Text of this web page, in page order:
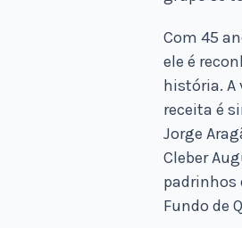
Com 45
ele é
história. A
receita é
Jorge
Cleber
padrinhos
Fundo de